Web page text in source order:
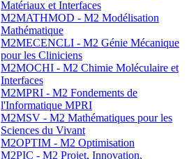
Matériaux et Interfaces
M2MATHMOD - M2 Modélisation
Mathématique
M2MECENCLI - M2 Génie Mécanique
pour les Cliniciens
M2MOCHI - M2 Chimie Moléculaire et
Interfaces
M2MPRI - M2 Fondements de
l'Informatique MPRI
M2MSV - M2 Mathématiques pour les
Sciences du Vivant
M2OPTIM - M2 Optimisation
M2PIC - M2 Projet, Innovation,